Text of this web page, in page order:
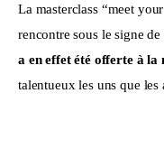
La masterclass “meet
rencontre sous le signe
a en effet été offerte à la
talentueux les uns que les